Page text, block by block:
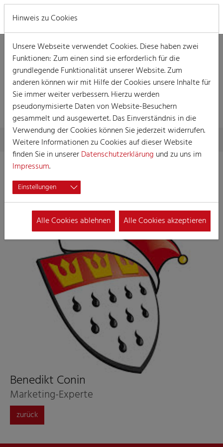
DOZENT
Skip to main content
You are here:
Home Die Akademie Dozent
Benedikt Conin
Marketing-Experte
zurück
Hinweis zu Cookies
Unsere Webseite verwendet Cookies. Diese haben zwei
Funktionen: Zum einen sind sie erforderlich für die
grundlegende Funktionalität unserer Website. Zum
anderen können wir mit Hilfe der Cookies unsere Inhalte für
Sie immer weiter verbessern. Hierzu werden
pseudonymisierte Daten von Website-Besuchern
gesammelt und ausgewertet. Das Einverständnis in die
Verwendung der Cookies können Sie jederzeit widerrufen.
Weitere Informationen zu Cookies auf dieser Website
finden Sie in unsererDatenschutzerklärung und zu uns im
Impressum.
Einstellungen
Alle Cookies ablehnen Alle Cookies akzeptieren